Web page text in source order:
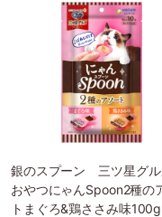
銀のスプーン 三ツ星グ
おやつにゃんSpoon2種の
トまぐろ&鶏ささみ味100g